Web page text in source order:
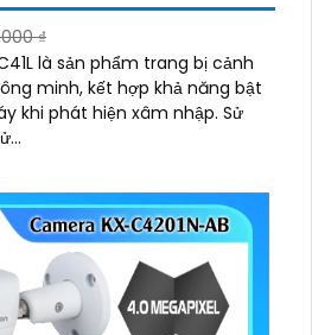
₫
là sản phẩm trang bị cảnh
minh, kết hợp khả năng bật
phát hiện xâm nhập. Sử